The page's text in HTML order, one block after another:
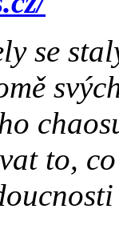
se
to,